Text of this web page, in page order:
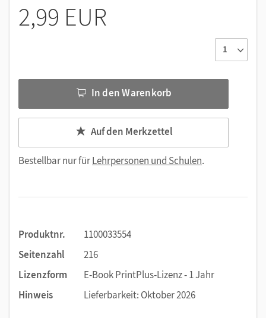
2,99 EUR
In den Warenkorb
Auf den Merkzettel
Bestellbar nur fürLehrpersonen und Schulen.
Produktnr.
1100033554
Seitenzahl
216
Lizenzform
E-Book PrintPlus-Lizenz - 1 Jahr
Hinweis
Lieferbarkeit: Oktober 2026